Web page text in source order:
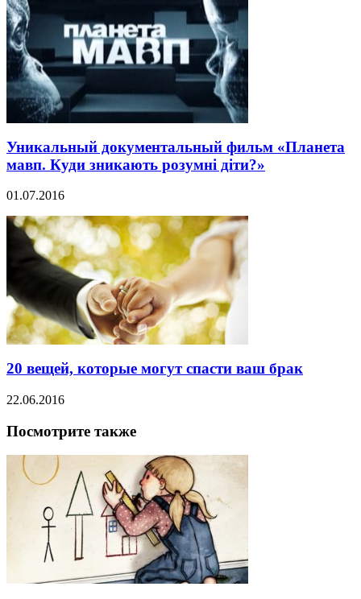
Уникальный документальный фильм «Планета
мавп. Куди зникають розумні діти?»
01.07.2016
20 вещей, которые могут спасти ваш брак
22.06.2016
Посмотрите также